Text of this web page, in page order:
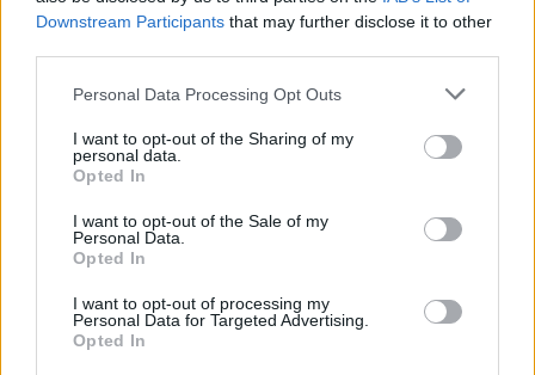
Downstream Participants that may further disclose it to other
Personal Data Processing Opt Outs
I want to opt-out of the Sharing of my
personal data.
Opted In
I want to opt-out of the Sale of my
Personal Data.
Opted In
I want to opt-out of processing my
Personal Data for Targeted Advertising.
Opted In